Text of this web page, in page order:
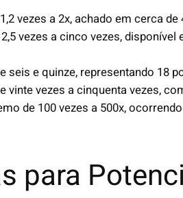
vezes a 2x, achado em cerca
vezes a cinco vezes, disponível
seis e quinze, representando 18
vinte vezes a cinquenta vezes,
de 100 vezes a 500x,
para